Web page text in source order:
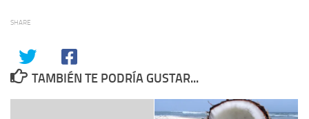
SHARE
TAMBIÉN TE PODRÍA GUSTAR...